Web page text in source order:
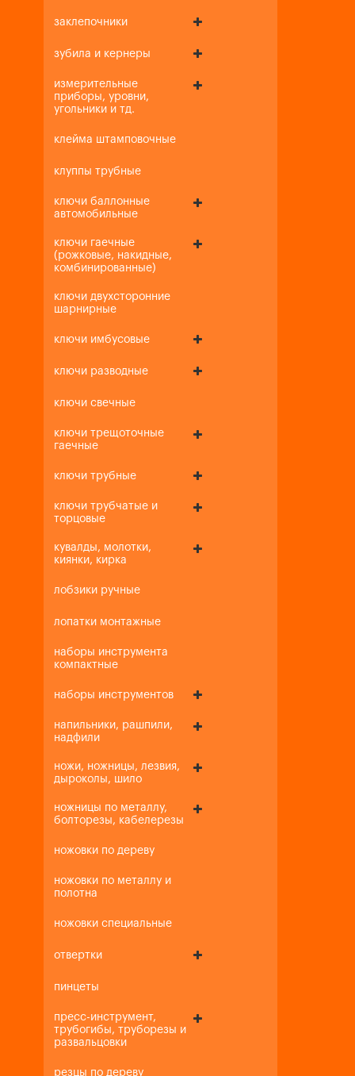
заклепочники
зубила и кернеры
измерительные
приборы, уровни,
угольники и тд.
клейма штамповочные
клуппы трубные
ключи баллонные
автомобильные
ключи гаечные
(рожковые, накидные,
комбинированные)
ключи двухсторонние
шарнирные
ключи имбусовые
ключи разводные
ключи свечные
ключи трещоточные
гаечные
ключи трубные
ключи трубчатые и
торцовые
кувалды, молотки,
киянки, кирка
лобзики ручные
лопатки монтажные
наборы инструмента
компактные
наборы инструментов
напильники, рашпили,
надфили
ножи, ножницы, лезвия,
дыроколы, шило
ножницы по металлу,
болторезы, кабелерезы
ножовки по дереву
ножовки по металлу и
полотна
ножовки специальные
отвертки
пинцеты
пресс-инструмент,
трубогибы, труборезы и
развальцовки
резцы по дереву